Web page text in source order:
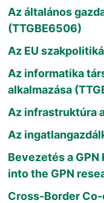
Az általános
(TTGBE6506)
Az EU
Az informatika
alkalmazása
Az infrastruktúra
Az
Bevezetés a
into the GPN
Cross-Border